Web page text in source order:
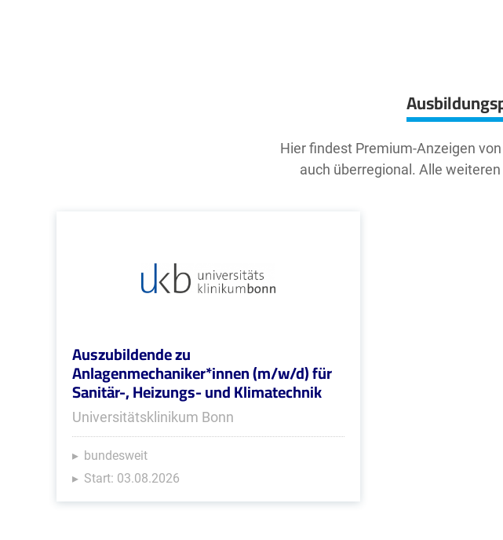
Hier findest Premium-Anzeigen
auch überregional. Alle
Auszubildende zu
Anlagenmechaniker*innen (m/w/d) für
Sanitär-, Heizungs- und Klimatechnik
Universitätsklinikum Bonn
bundesweit
Start: 03.08.2026